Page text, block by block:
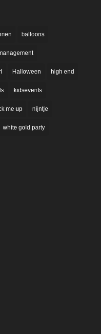
balloons
Halloween high end
kidsevents
me up nijntje
white gold party